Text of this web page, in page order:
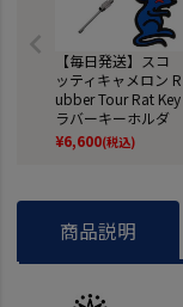
【毎日発送】スコ
ッティキャメロン R
ubber Tour Rat Key
ラバーキーホルダ
ー BLUE Scotty Ca
meron USA直輸入
¥6,600(税込)
商品説明